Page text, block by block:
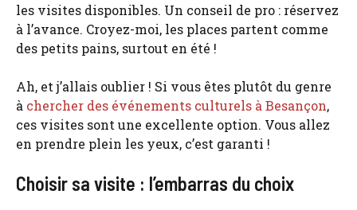
les visites disponibles. Un conseil de pro : réservez
à l’avance. Croyez-moi, les places partent comme
des petits pains, surtout en été !
Ah, et j’allais oublier ! Si vous êtes plutôt du genre
à chercher des événements culturels à Besançon,
ces visites sont une excellente option. Vous allez
en prendre plein les yeux, c’est garanti !
Choisir sa visite : l’embarras du choix